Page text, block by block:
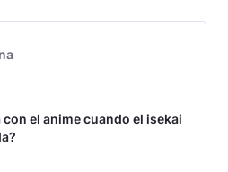
con el anime cuando el isekai